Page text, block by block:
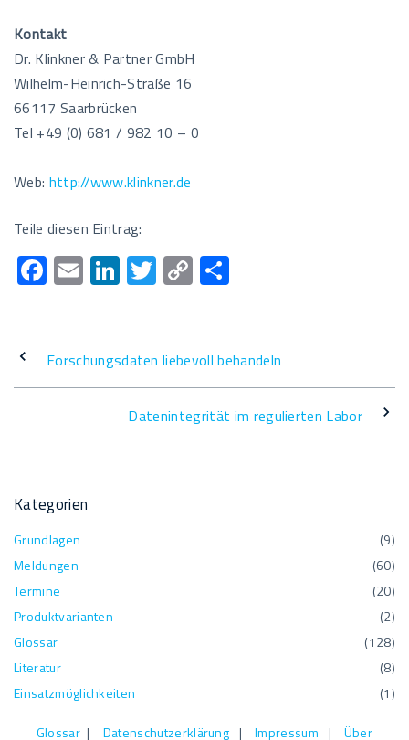
Kontakt
Dr. Klinkner & Partner GmbH
Wilhelm-Heinrich-Straße 16
66117 Saarbrücken
Tel +49 (0) 681 / 982 10 – 0
Web: http://www.klinkner.de
Teile diesen Eintrag:
F
ac
b
o
E
m
Li
n
e
dI
n
T
wi
er
C
o
y
Li
n
n
Forschungsdaten liebevoll behandeln
Datenintegrität im regulierten Labor
Kategorien
(9)
Grundlagen
(60)
Meldungen
(20)
Termine
(2)
Produktvarianten
(128)
Glossar
(8)
Literatur
(1)
Einsatzmöglichkeiten
Glossar | Datenschutzerklärung |Impressum | Über